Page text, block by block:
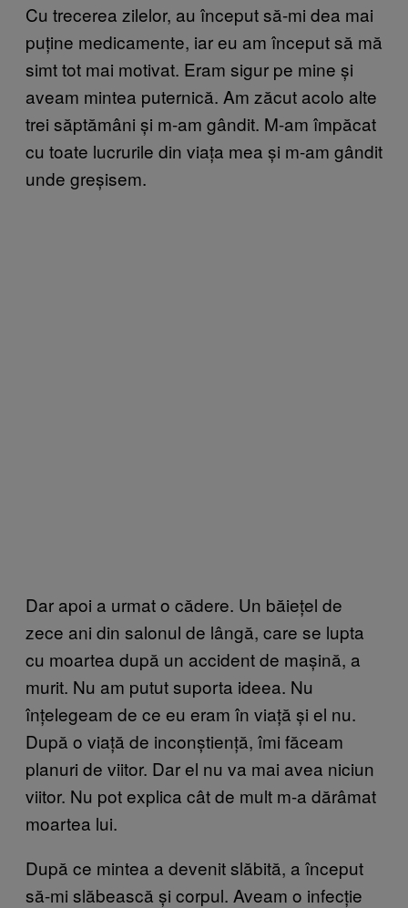
Cu trecerea zilelor, au început să-mi dea mai
puține medicamente, iar eu am început să mă
simt tot mai motivat. Eram sigur pe mine și
aveam mintea puternică. Am zăcut acolo alte
trei săptămâni și m-am gândit. M-am împăcat
cu toate lucrurile din viața mea și m-am gândit
unde greșisem.
Dar apoi a urmat o cădere. Un băiețel de
zece ani din salonul de lângă, care se lupta
cu moartea după un accident de mașină, a
murit. Nu am putut suporta ideea. Nu
înțelegeam de ce eu eram în viață și el nu.
După o viață de inconștiență, îmi făceam
planuri de viitor. Dar el nu va mai avea niciun
viitor. Nu pot explica cât de mult m-a dărâmat
moartea lui.
După ce mintea a devenit slăbită, a început
să-mi slăbească și corpul. Aveam o infecție